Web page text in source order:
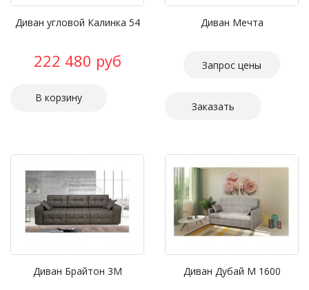
Диван угловой Калинка 54
222 480 руб
Диван Мечта
Запрос цены
Заказать
Диван Брайтон 3М Диван Дубай М 1600